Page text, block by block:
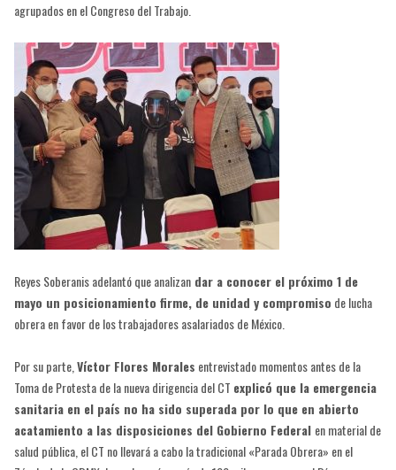
agrupados en el Congreso del Trabajo.
Reyes Soberanis adelantó que analizandar a conocer el próximo 1 de
mayo un posicionamiento firme, de unidad y compromiso de lucha
obrera en favor de los trabajadores asalariados de México.
Por su parte,Víctor Flores Morales entrevistado momentos antes de la
Toma de Protesta de la nueva dirigencia del CT explicó que la emergencia
sanitaria en el país no ha sido superada por lo que en abierto
acatamiento a las disposiciones del Gobierno Federal en material de
salud pública, el CT no llevará a cabo la tradicional «Parada Obrera» en el